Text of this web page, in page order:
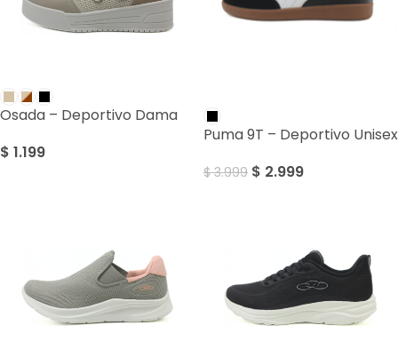
Osada – Deportivo Dama
$ 1.199
Puma 9T – Deportivo Unisex
$3.999 $ 2.999